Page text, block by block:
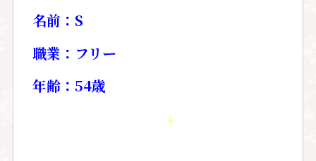
名前： S
職業：フリー
年齢： 54歳